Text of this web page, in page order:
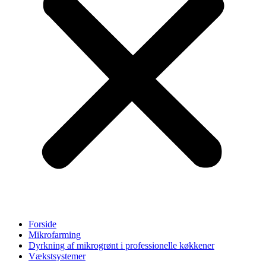
Forside
Mikrofarming
Dyrkning af mikrogrønt i professionelle køkkener
Vækstsystemer